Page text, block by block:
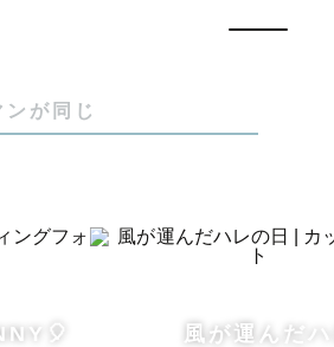
して、ぽかぽかと心が温まる
きをお届けします。
ンが同じ
風が運んだハ